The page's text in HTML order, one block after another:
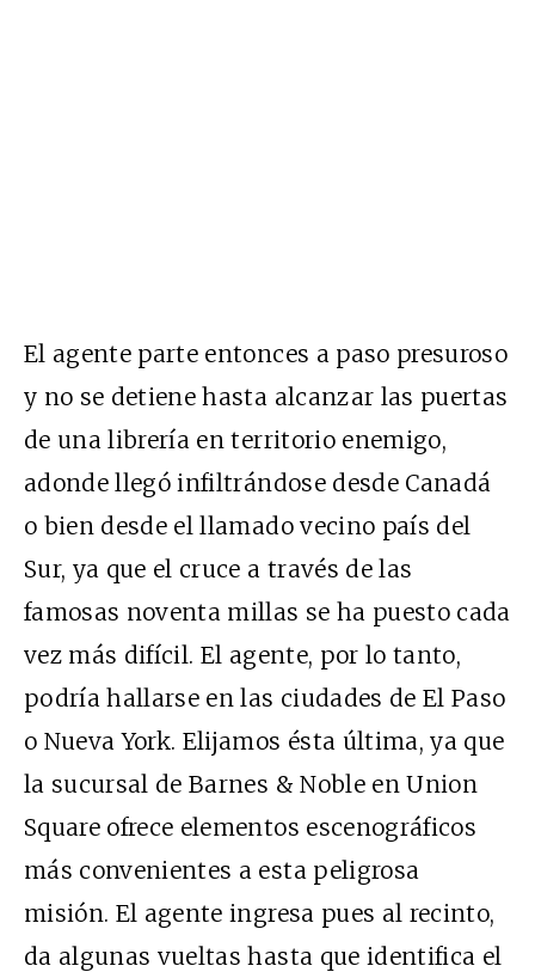
El agente parte entonces a paso presuroso
y no se detiene hasta alcanzar las puertas
de una librería en territorio enemigo,
adonde llegó infiltrándose desde Canadá
o bien desde el llamado vecino país del
Sur, ya que el cruce a través de las
famosas noventa millas se ha puesto cada
vez más difícil. El agente, por lo tanto,
podría hallarse en las ciudades de El Paso
o Nueva York. Elijamos ésta última, ya que
la sucursal de Barnes & Noble en Union
Square ofrece elementos escenográficos
más convenientes a esta peligrosa
misión. El agente ingresa pues al recinto,
da algunas vueltas hasta que identifica el